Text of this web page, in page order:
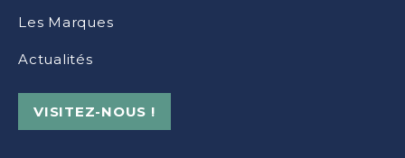
Les Marques
Actualités
VISITEZ-NOUS !